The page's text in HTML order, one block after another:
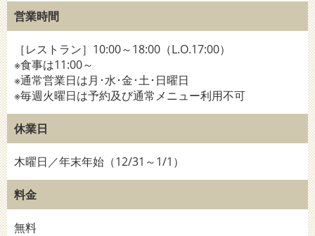
営業時間
［レストラン］10:00～18:00（L.O.17:00）
※食事は11:00～
※通常営業日は月･水･金･土･日曜日
※毎週火曜日は予約及び通常メニュー利用不可
休業日
木曜日／年末年始（12/31～1/1）
料金
無料